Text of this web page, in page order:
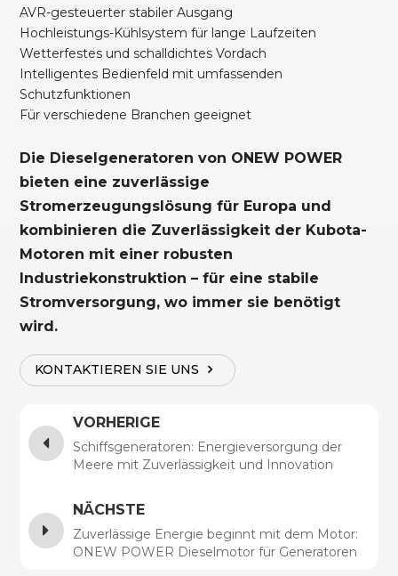
AVR-gesteuerter stabiler Ausgang
Hochleistungs-Kühlsystem für lange Laufzeiten
Wetterfestes und schalldichtes Vordach
Intelligentes Bedienfeld mit umfassenden
Schutzfunktionen
Für verschiedene Branchen geeignet
Die Dieselgeneratoren von ONEW POWER
bieten eine zuverlässige
Stromerzeugungslösung für Europa und
kombinieren die Zuverlässigkeit der Kubota-
Motoren mit einer robusten
Industriekonstruktion – für eine stabile
Stromversorgung, wo immer sie benötigt
wird.
KONTAKTIEREN SIE UNS
VORHERIGE
Schiffsgeneratoren: Energieversorgung der
Meere mit Zuverlässigkeit und Innovation
NÄCHSTE
Zuverlässige Energie beginnt mit dem Motor:
ONEW POWER Dieselmotor für Generatoren